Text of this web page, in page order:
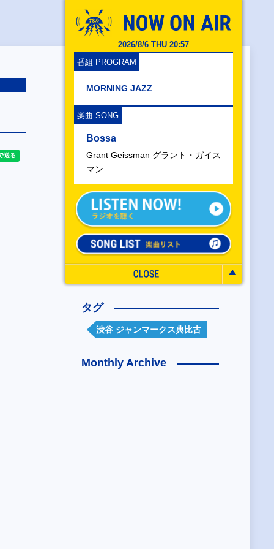
2026/8/6 THU 20:57
番組 PROGRAM
MORNING JAZZ
楽曲 SONG
Bossa
Grant Geissman グラント・ガイス
マン
タグ
渋谷 ジャンマークス典比古
Monthly Archive